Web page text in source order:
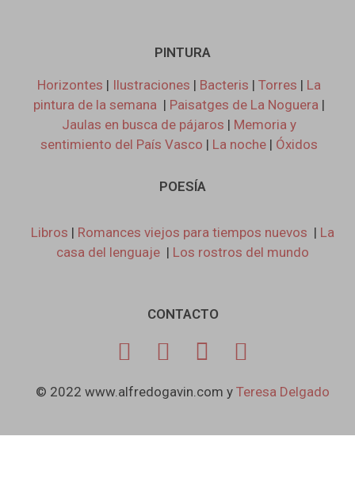
PINTURA
Horizontes | Ilustraciones | Bacteris |Torres | La
pintura de la semana | Paisatges de La Noguera |
Jaulas en busca de pájaros | Memoria y
sentimiento del País Vasco | La noche | Óxidos
POESÍA
Libros | Romances viejos para tiempos nuevos | La
casa del lenguaje | Los rostros del mundo
CONTACTO
© 2022 www.alfredogavin.com y Teresa Delgado